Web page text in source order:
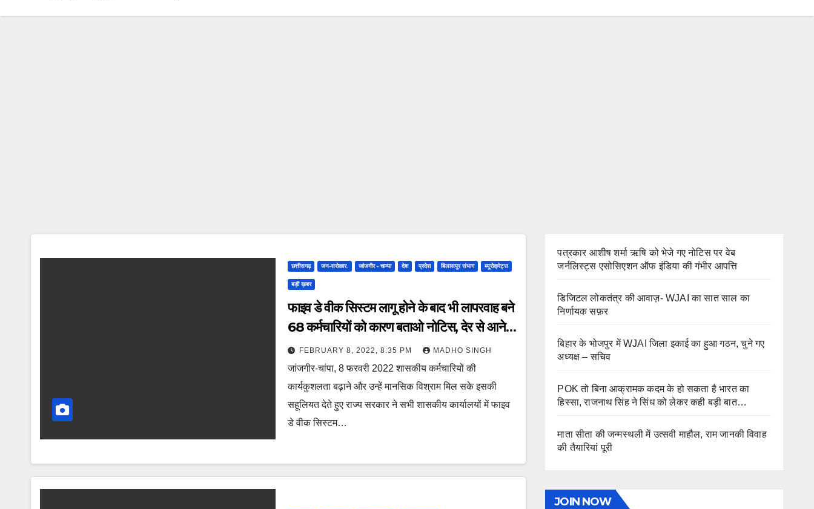
छत्तीसगढ़ जन-सरोकार. जांजगीर - चाम्पा देश प्रदेश बिलासपुर संभाग ब्यूरोक्रेट्स
बड़ी ख़बर
फाइव डे वीक सिस्टम लागू होने के बाद भी लापरवाह बने
68 कर्मचारियों को कारण बताओ नोटिस, देर से आने
पर वेतन कटौती के आदेश जारी।
FEBRUARY 8, 2022, 8:35 PM MADHO SINGH
जांजगीर-चांपा, 8 फरवरी 2022 शासकीय कर्मचारियों की
कार्यकुशलता बढ़ाने और उन्हें मानसिक विश्राम मिल सके इसकी
सहूलियत देते हुए राज्य सरकार ने सभी शासकीय कार्यालयों में फाइव
डे वीक सिस्टम…
पत्रकार आशीष शर्मा ऋषि को भेजे गए नोटिस पर वेब
जर्नलिस्ट्स एसोसिएशन ऑफ इंडिया की गंभीर आपत्ति
डिजिटल लोकतंत्र की आवाज़- WJAI का सात साल का
निर्णायक सफ़र
बिहार के भोजपुर में WJAI जिला इकाई का हुआ गठन, चुने गए
अध्यक्ष – सचिव
POK तो बिना आक्रामक कदम के हो सकता है भारत का
हिस्सा, राजनाथ सिंह ने सिंध को लेकर कही बड़ी बात…
माता सीता की जन्मस्थली में उत्सवी माहौल, राम जानकी विवाह
की तैयारियां पूरी
JOIN NOW